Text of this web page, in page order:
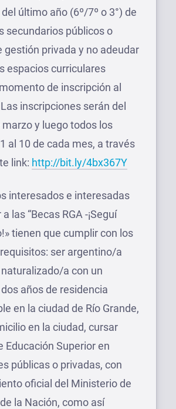
último año (6º/7º o 3°) de
secundarios públicos o
gestión privada y no adeudar
espacios curriculares
de inscripción al
inscripciones serán del
marzo y luego todos los
al 10 de cada mes, a través
link: http://bit.ly/4bx367Y
interesados e interesadas
las “Becas RGA -¡Seguí
tienen que cumplir con los
ser argentino/a
a con un
años de residencia
en la ciudad de Río Grande,
en la ciudad, cursar
Educación Superior en
públicas o privadas, con
oficial del Ministerio de
la Nación, como así